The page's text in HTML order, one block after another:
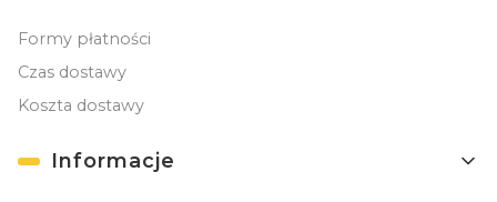
Formy płatności
Czas dostawy
Koszta dostawy
Informacje